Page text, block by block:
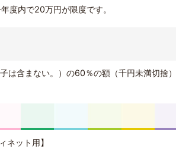
度内で20万円が限度です。
は含まない。）の60％の額（千円未満切捨
ネット用】